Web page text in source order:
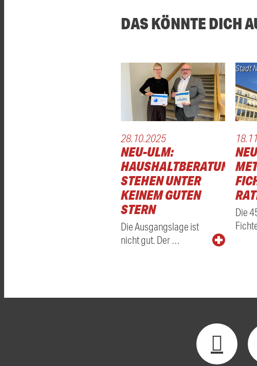
DAS KÖNNTE DICH
28.10.2025
NEU-ULM:
HAUSHALTBERATUNGEN
STEHEN UNTER
KEINEM GUTEN
STERN
Die Ausgangslage ist
nicht gut. Der …
Stadt
Die